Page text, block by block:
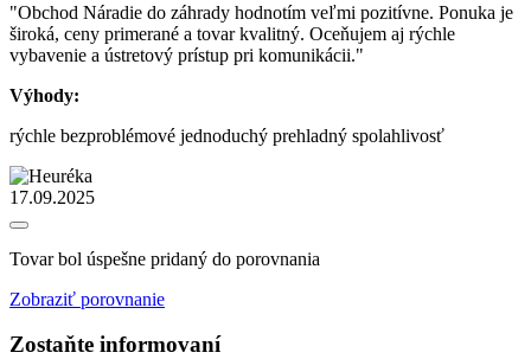
"Obchod Náradie do záhrady hodnotím veľmi pozitívne. Ponuka je
široká, ceny primerané a tovar kvalitný. Oceňujem aj rýchle
vybavenie a ústretový prístup pri komunikácii."
Výhody:
rýchle bezproblémové jednoduchý prehladný spolahlivosť
17.09.2025
Tovar bol úspešne pridaný do porovnania
Zobraziť porovnanie
Zostaňte informovaní